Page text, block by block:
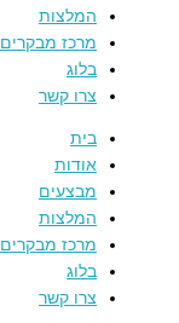
המלצות
מרכז מבקרים
בלוג
צרו קשר
בית
אודות
מבצעים
המלצות
מרכז מבקרים
בלוג
צרו קשר